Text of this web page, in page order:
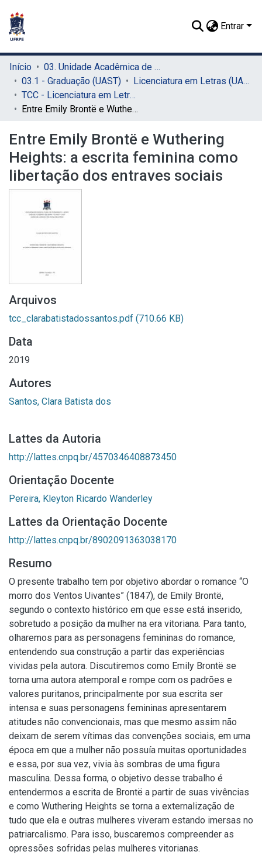
Entrar
Início
03. Unidade Acadêmica de Serra Talhada (UAST)
03.1 - Graduação (UAST)
Licenciatura em Letras (UAST)
TCC - Licenciatura em Letras (UAST)
Entre Emily Brontë e Wuthering Heights: a escrita feminina como libertação dos entraves sociais
Entre Emily Brontë e Wuthering
Heights: a escrita feminina como
libertação dos entraves sociais
Arquivos
tcc_clarabatistadossantos.pdf (710.66 KB)
Data
2019
Autores
Santos, Clara Batista dos
Lattes da Autoria
http://lattes.cnpq.br/4570346408873450
Orientação Docente
Pereira, Kleyton Ricardo Wanderley
Lattes da Orientação Docente
http://lattes.cnpq.br/8902091363038170
Resumo
O presente trabalho tem por objetivo abordar o romance “O
morro dos Ventos Uivantes” (1847), de Emily Brontë,
segundo o contexto histórico em que esse está inserido,
sobretudo a posição da mulher na era vitoriana. Para tanto,
olharemos para as personagens femininas do romance,
entendendo sua construção a partir das experiências
vividas pela autora. Discutiremos como Emily Brontë se
torna uma autora atemporal e rompe com os padrões e
valores puritanos, principalmente por sua escrita ser
intensa e suas personagens femininas apresentarem
atitudes não convencionais, mas que mesmo assim não
deixam de serem vítimas das convenções sociais, em uma
época em que a mulher não possuía muitas oportunidades
e essa, por sua vez, vivia às sombras de uma figura
masculina. Dessa forma, o objetivo desse trabalho é
entendermos a escrita de Brontë a partir de suas vivências
e como Wuthering Heights se torna a externalização de
tudo que ela e outras mulheres viveram estando imersas no
patriarcalismo. Para isso, buscaremos compreender as
opressões sofridas pelas mulheres vitorianas.